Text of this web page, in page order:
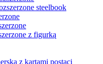
steelbook
z figurką
z kartami postaci